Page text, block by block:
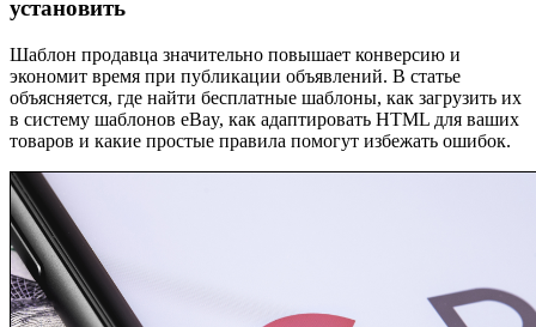
установить
Шаблон продавца значительно повышает конверсию и
экономит время при публикации объявлений. В статье
объясняется, где найти бесплатные шаблоны, как загрузить их
в систему шаблонов eBay, как адаптировать HTML для ваших
товаров и какие простые правила помогут избежать ошибок.